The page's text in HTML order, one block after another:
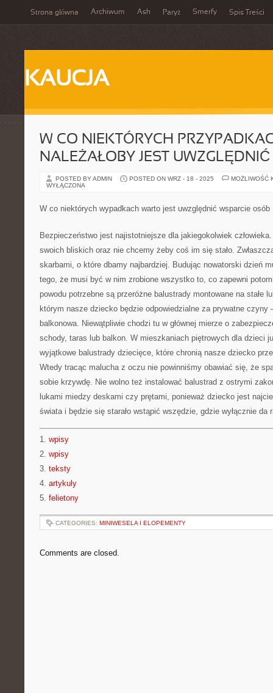
Strona główna Archiwum Ash Paryż Smerfy Spis Treści
KAUCJA
W CO NIEKTÓRYCH
NALEŻAŁOBY JEST
POSTED BY ADMIN POSTED ON WRZ - 18 - 2025
MOŻLIWOŚĆ
WYŁĄCZONA
W co niektórych wypadkach warto jest uwzględnić wsparcie osób
Bezpieczeństwo jest najistotniejsze dla jakiegokolwiek
swoich bliskich oraz nie chcemy żeby coś im się stało.
skarbami, o które dbamy najbardziej. Budując nowatorski dzień
tego, że musi być w nim zrobione wszystko to, co zapewni
powodu potrzebne są przeróżne balustrady montowane na stałe
którym nasze dziecko będzie odpowiedzialne za prywatne czyny
balkonowa. Niewątpliwie chodzi tu w głównej mierze o
schody, taras lub balkon. W mieszkaniach piętrowych dla dzieci
wyjątkowe balustrady dziecięce, które chronią nasze dziecko
Wtedy tracąc malucha z oczu nie powinniśmy obawiać się, że
sobie krzywdę. Nie wolno też instalować balustrad z ostrymi
lukami miedzy deskami czy prętami, ponieważ dziecko jest
świata i będzie się starało wstąpić wszędzie, gdzie wyłącznie da
1. wpisy
2. wpisy
3. teksty
4. artykuly
5. felietony
CATEGORIES: MINIWESELA I ELOPEMENTY
Comments are closed.